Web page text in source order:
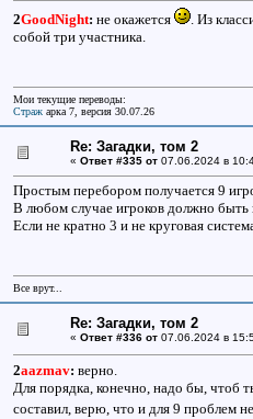
2GoodNight: не окажется
. Из
собой три участника.
Мои текущие переводы:
Стражарка 7, версия 30.07.26
Re: Загадки, том 2
« Ответ #335 от07.06.2024 в
Простым перебором получается 9
В любом случае игроков должно быть
Если не кратно 3 и не круговая
Все врут...
Re: Загадки, том 2
« Ответ #336 от07.06.2024 в
2aazmav: верно.
Для порядка, конечно, надо бы, чтоб
составил, верю, что и для 9 проблем